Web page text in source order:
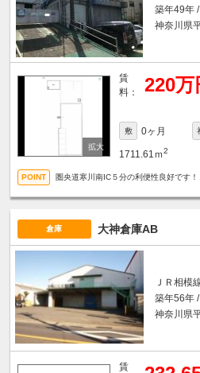
築年49年
神奈川県
賃
料：
220万
敷 0ヶ月
1711.61ｍ2
圏央道寒川南IC５分の利便性良好です！
倉庫 大神倉庫AB
ＪＲ相模
築年56年
神奈川県
賃